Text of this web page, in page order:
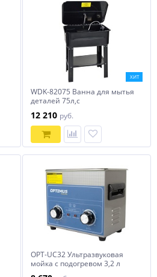
ХИТ
WDK-82075 Ванна для мытья
деталей 75л,с
12 210 руб.
OPT-UC32 Ультразвуковая
мойка с подогревом 3,2 л